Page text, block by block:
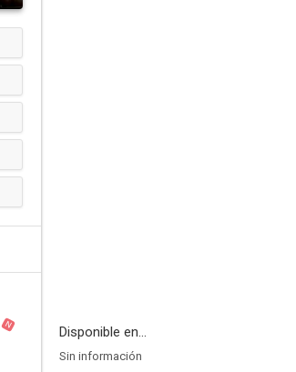
N Disponible en...
Sin información